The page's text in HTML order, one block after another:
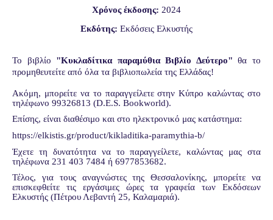
Χρόνος έκδοσης: 2024
Εκδότης: Εκδόσεις Ελκυστής
Το βιβλίο "Κυκλαδίτικα παραμύθια Βιβλίο Δεύτερο" θα το
προμηθευτείτε από όλα τα βιβλιοπωλεία της Ελλάδας!
Ακόμη, μπορείτε να το παραγγείλετε στην Κύπρο καλώντας στο
τηλέφωνο 99326813 (D.E.S. Bookworld).
Επίσης, είναι διαθέσιμο και στο ηλεκτρονικό μας κατάστημα:
https://elkistis.gr/product/kikladitika-paramythia-b/
Έχετε τη δυνατότητα να το παραγγείλετε, καλώντας μας στα
τηλέφωνα 231 403 7484 ή 6977853682.
Τέλος, για τους αναγνώστες της Θεσσαλονίκης, μπορείτε να
επισκεφθείτε τις εργάσιμες ώρες τα γραφεία των Εκδόσεων
Ελκυστής (Πέτρου Λεβαντή 25, Καλαμαριά).